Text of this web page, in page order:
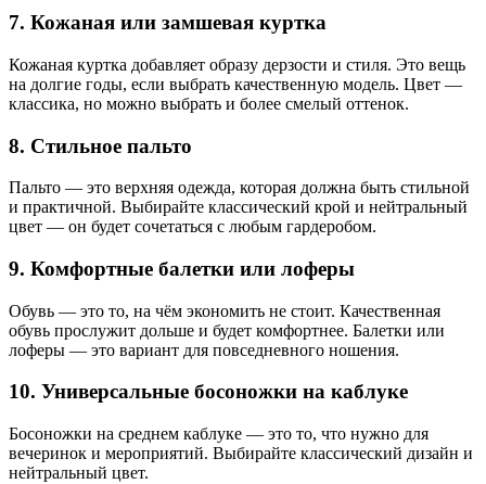
7. Кожаная или замшевая куртка
Кожаная куртка добавляет образу дерзости и стиля. Это вещь
на долгие годы, если выбрать качественную модель. Цвет —
классика, но можно выбрать и более смелый оттенок.
8. Стильное пальто
Пальто — это верхняя одежда, которая должна быть стильной
и практичной. Выбирайте классический крой и нейтральный
цвет — он будет сочетаться с любым гардеробом.
9. Комфортные балетки или лоферы
Обувь — это то, на чём экономить не стоит. Качественная
обувь прослужит дольше и будет комфортнее. Балетки или
лоферы — это вариант для повседневного ношения.
10. Универсальные босоножки на каблуке
Босоножки на среднем каблуке — это то, что нужно для
вечеринок и мероприятий. Выбирайте классический дизайн и
нейтральный цвет.